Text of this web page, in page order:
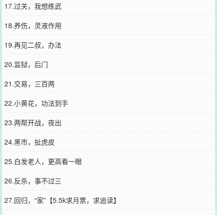
17.过关，我想练武
18.养伤，灵液作用
19.再见二叔，办法
20.监狱，后门
21.交易，三百两
22.小黄花，功法到手
23.两帮开战，夜出
24.黑市，扯虎皮
25.白发老人，更高看一眼
26.反杀，事不过三
27.回归，“家”【5.5k求月票，求追读】